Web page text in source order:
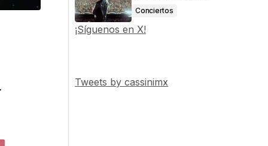
Conciertos
¡Síguenos en X!
Tweets by cassinimx